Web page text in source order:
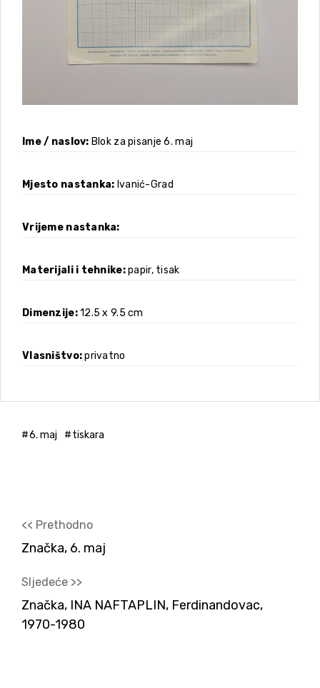
Ime / naslov Blok za pisanje 6. maj
Mjesto nastanka Ivanić-Grad
Vrijeme nastanka
Materijali i tehnike papir, tisak
Dimenzije 12.5 x 9.5 cm
Vlasništvo privatno
6. maj tiskara
<< Prethodno
Značka, 6. maj
Sljedeće >>
Značka, INA NAFTAPLIN, Ferdinandovac,
1970-1980